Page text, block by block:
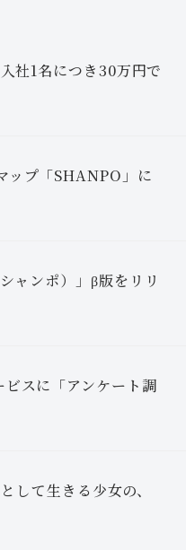
社1名につき30万円で
ップ「SHANPO」に
ャンポ）」β版をリリ
スに「アンケート調
て生きる少女の、